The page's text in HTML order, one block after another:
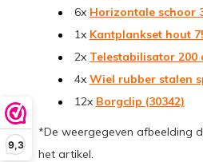
9,3
6x Horizontale schoor
1x Kantplankset hout
2x Telestabilisator 200
4x Wiel rubber stalen
12x Borgclip (30342)
*De weergegeven afbeelding
het artikel.